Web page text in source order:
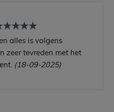
alles is volgens
zeer tevreden met het
(18-09-2025)